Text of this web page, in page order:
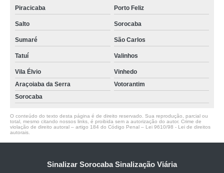
Piracicaba Porto Feliz
Salto Sorocaba
Sumaré São Carlos
Tatuí Valinhos
Vila Élvio
Vinhedo
Araçoiaba da Serra
Votorantim
Sorocaba
O conteúdo do texto desta página é de direito reservado. Sua reprodução, parcial ou
total, mesmo citando nossos links, é proibida sem a autorização do autor. Crime de
violação de direito autoral – artigo 184 do Código Penal – Lei 9610/98 - Lei de direitos
autorais
Sinalizar Sorocaba Sinalização Viária